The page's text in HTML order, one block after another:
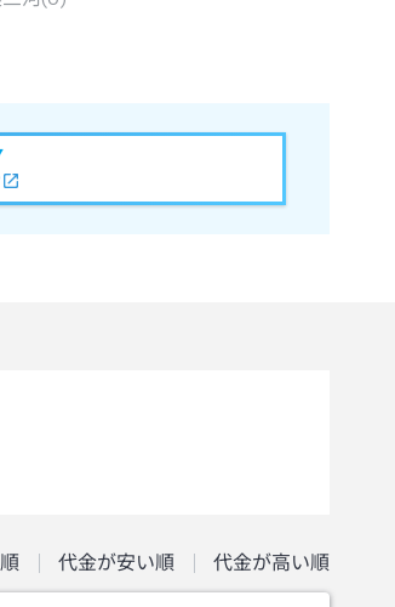
代金が安い順 代金が高い順